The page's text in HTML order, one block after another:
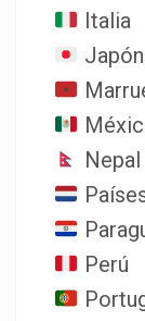
Italia
Japón
Nepal
Perú